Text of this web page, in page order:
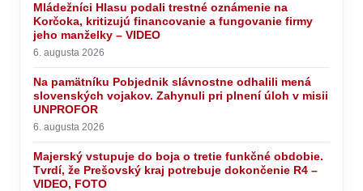
Mládežníci Hlasu podali trestné oznámenie na
Korčoka, kritizujú financovanie a fungovanie firmy
jeho manželky – VIDEO
6. augusta 2026
Na pamätníku Pobjednik slávnostne odhalili mená
slovenských vojakov. Zahynuli pri plnení úloh v misii
UNPROFOR
6. augusta 2026
Majerský vstupuje do boja o tretie funkčné obdobie.
Tvrdí, že Prešovský kraj potrebuje dokončenie R4 –
VIDEO, FOTO